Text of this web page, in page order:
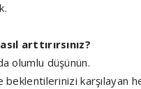
arttırırsınız?
olumlu düşünün.
beklentilerinizi karşılayan